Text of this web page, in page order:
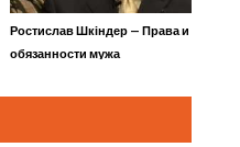
Ростислав Шкіндер — Права и
обязанности мужа